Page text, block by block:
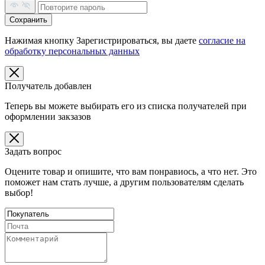
Сохранить
Нажимая кнопку Зарегистрироваться, вы даете согласие на
обработку персональных данных
Получатель добавлен
Теперь вы можете выбирать его из списка получателей при
оформлении закзазов
Задать вопрос
Оцените товар и опишите, что вам понравиось, а что нет. Это
поможет нам стать лучше, а другим пользователям сделать
выбор!